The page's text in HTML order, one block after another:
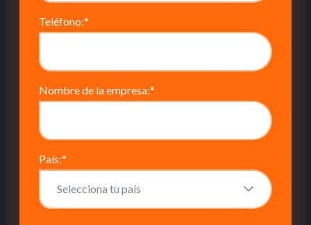
Teléfono:*
Nombre de la empresa:*
País:*